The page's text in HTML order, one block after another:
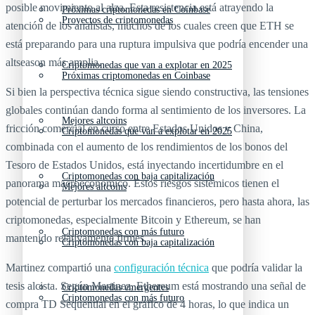
Próximas criptomonedas en Coinbase
Criptomonedas que van a explotar en 2025
Mejores altcoins
Criptomonedas con baja capitalización
Criptomonedas con más futuro
Criptomonedas emergentes
Proyectos de criptomonedas
Próximas criptomonedas en Coinbase
Criptomonedas que van a explotar en 2025
Mejores altcoins
Criptomonedas con baja capitalización
Criptomonedas con más futuro
posible movimiento al alza. Esta resistencia está atrayendo la
atención de los analistas, muchos de los cuales creen que ETH se
está preparando para una ruptura impulsiva que podría encender una
altseason más amplia.
Si bien la perspectiva técnica sigue siendo constructiva, las tensiones
globales continúan dando forma al sentimiento de los inversores. La
fricción comercial en curso entre Estados Unidos y China,
combinada con el aumento de los rendimientos de los bonos del
Tesoro de Estados Unidos, está inyectando incertidumbre en el
panorama macroeconómico. Estos riesgos sistémicos tienen el
potencial de perturbar los mercados financieros, pero hasta ahora, las
criptomonedas, especialmente Bitcoin y Ethereum, se han
mantenido relativamente firmes.
Martinez compartió una configuración técnica que podría validar la
tesis alcista. Según Martinez, Ethereum está mostrando una señal de
compra TD Sequential en el gráfico de 4 horas, lo que indica un